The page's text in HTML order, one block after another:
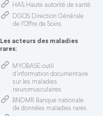
HAS: Haute autorité de santé
DGOS: Direction Générale
de l’Offre de Soins
Les acteurs des maladies
rares:
MYOBASE: outil
d'information documentaire
sur les maladies
neuromusculaires
BNDMR: Banque nationale
de données maladies rares